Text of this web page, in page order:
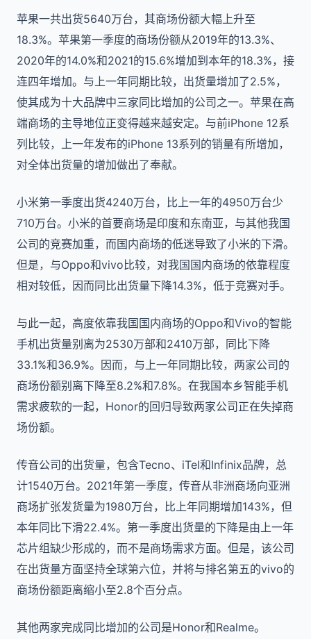
苹果一共出货5640万台，其商场份额大幅上升至
18.3%。苹果第一季度的商场份额从2019年的13.3%、
2020年的14.0%和2021的15.6%增加到本年的18.3%，接
连四年增加。与上一年同期比较，出货量增加了2.5%，
使其成为十大品牌中三家同比增加的公司之一。苹果在高
端商场的主导地位正变得越来越安定。与前iPhone 12系
列比较，上一年发布的iPhone 13系列的销量有所增加，
对全体出货量的增加做出了奉献。
小米第一季度出货4240万台，比上一年的4950万台少
710万台。小米的首要商场是印度和东南亚，与其他我国
公司的竞赛加重，而国内商场的低迷导致了小米的下滑。
但是，与Oppo和vivo比较，对我国国内商场的依靠程度
相对较低，因而同比出货量下降14.3%，低于竞赛对手。
与此一起，高度依靠我国国内商场的Oppo和Vivo的智能
手机出货量别离为2530万部和2410万部，同比下降
33.1%和36.9%。因而，与上一年同期比较，两家公司的
商场份额别离下降至8.2%和7.8%。在我国本乡智能手机
需求疲软的一起，Honor的回归导致两家公司正在失掉商
场份额。
传音公司的出货量，包含Tecno、iTel和Infinix品牌，总
计1540万台。2021年第一季度，传音从非洲商场向亚洲
商场扩张发货量为1980万台，比上年同期增加143%，但
本年同比下滑22.4%。第一季度出货量的下降是由上一年
芯片组缺少形成的，而不是商场需求方面。但是，该公司
在出货量方面坚持全球第六位，并将与排名第五的vivo的
商场份额距离缩小至2.8个百分点。
其他两家完成同比增加的公司是Honor和Realme。